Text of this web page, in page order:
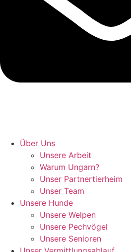
Über Uns
Unsere Arbeit
Warum Ungarn?
Unser Partnertierheim
Unser Team
Unsere Hunde
Unsere Welpen
Unsere Pechvögel
Unsere Senioren